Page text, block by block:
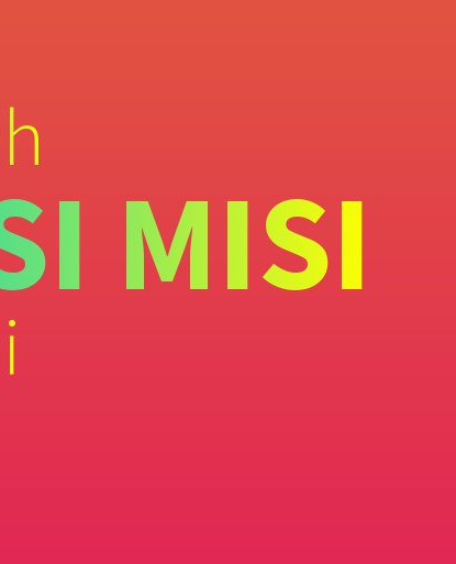
MISI